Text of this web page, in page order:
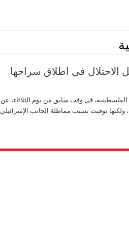
الاحتلال فى اطلاق سراحها
فى وقت سابق من يوم الثلاثاء، عن
ولكنها توفيت بسبب مماطلة الجانب الإسرائيلي